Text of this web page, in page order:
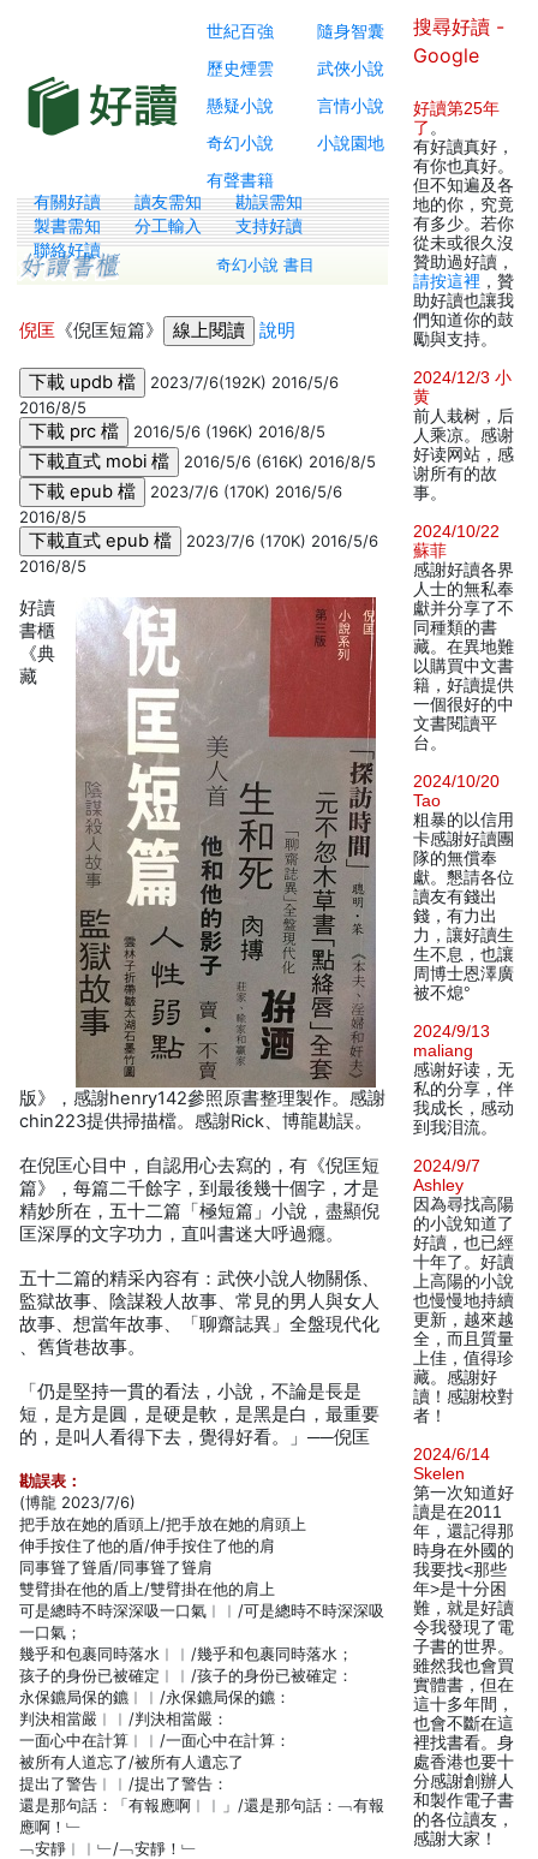
世紀百強
隨身智囊
歷史煙雲
武俠小說
懸疑小說
言情小說
奇幻小說
小說園地
有聲書籍
有關好讀 讀友需知
勘誤需知
製書需知
分工輸入
支持好讀
聯絡好讀
奇幻小說 書目
倪匡 《倪匡短篇》 說明
2023/7/6(192K) 2016/5/6
2016/8/5
2016/5/6 (196K) 2016/8/5
2016/5/6 (616K) 2016/8/5
2023/7/6 (170K) 2016/5/6
2016/8/5
2023/7/6 (170K) 2016/5/6
2016/8/5
好讀
書櫃
《典
藏
版》，感謝henry142參照原書整理製作。感謝
chin223提供掃描檔。感謝Rick、博龍勘誤。
在倪匡心目中，自認用心去寫的，有《倪匡短
篇》，每篇二千餘字，到最後幾十個字，才是
精妙所在，五十二篇「極短篇」小說，盡顯倪
匡深厚的文字功力，直叫書迷大呼過癮。
五十二篇的精采內容有：武俠小說人物關係、
監獄故事、陰謀殺人故事、常見的男人與女人
故事、想當年故事、「聊齋誌異」全盤現代化
、舊貨巷故事。
「仍是堅持一貫的看法，小說，不論是長是
短，是方是圓，是硬是軟，是黑是白，最重要
的，是叫人看得下去，覺得好看。」──倪匡
勘誤表：
(博龍 2023/7/6)
把手放在她的盾頭上/把手放在她的肩頭上
伸手按住了他的盾/伸手按住了他的肩
同事聳了聳盾/同事聳了聳肩
雙臂掛在他的盾上/雙臂掛在他的肩上
可是總時不時深深吸一口氣︱︱/可是總時不時深深吸
一口氣；
幾乎和包裹同時落水︱︱/幾乎和包裹同時落水；
孩子的身份已被確定︱︱/孩子的身份已被確定：
永保鑣局保的鑣︱︱/永保鑣局保的鑣：
判決相當嚴︱︱/判決相當嚴：
一面心中在計算︱︱/一面心中在計算：
被所有人道忘了/被所有人遺忘了
提出了警告︱︱/提出了警告：
還是那句話：「有報應啊︱︱」/還是那句話：﹁有報
應啊！﹂
﹁安靜︱︱﹂/﹁安靜！﹂
搜尋好讀 -
Google
好讀第25年
了 。
有好讀真好，
有你也真好。
但不知遍及各
地的你，究竟
有多少。若你
從未或很久沒
贊助過好讀，
請按這裡 ，贊
助好讀也讓我
們知道你的鼓
勵與支持。
2024/12/3 小
黄
前人栽树，后
人乘凉。感谢
好读网站，感
谢所有的故
事。
2024/10/22
蘇菲
感謝好讀各界
人士的無私奉
獻并分享了不
同種類的書
藏。在異地難
以購買中文書
籍，好讀提供
一個很好的中
文書閱讀平
台。
2024/10/20
Tao
粗暴的以信用
卡感謝好讀團
隊的無償奉
獻。懇請各位
讀友有錢出
錢，有力出
力，讓好讀生
生不息，也讓
周博士恩澤廣
被不熄°
2024/9/13
maliang
感谢好读，无
私的分享，伴
我成长，感动
到我泪流。
2024/9/7
Ashley
因為尋找高陽
的小說知道了
好讀，也已經
十年了。好讀
上高陽的小說
也慢慢地持續
更新，越來越
全，而且質量
上佳，值得珍
藏。感謝好
讀！感謝校對
者！
2024/6/14
Skelen
第一次知道好
讀是在2011
年，還記得那
時身在外國的
我要找<那些
年>是十分困
難，就是好讀
令我發現了電
子書的世界。
雖然我也會買
實體書，但在
這十多年間，
也會不斷在這
裡找書看。身
處香港也要十
分感謝創辦人
和製作電子書
的各位讀友，
感謝大家！